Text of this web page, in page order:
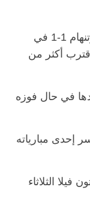
وتعرضت آمال ليفربول للتتويج بلقب “البريميرليج” لضربة قاصمة، السبت، بالتعادل مع توتنهام 1-1 في
اللقب الغائب منذ عام 2020، والذي اقترب أكثر من
في حال فوزه
إحدى مبارياته
الثلاثاء